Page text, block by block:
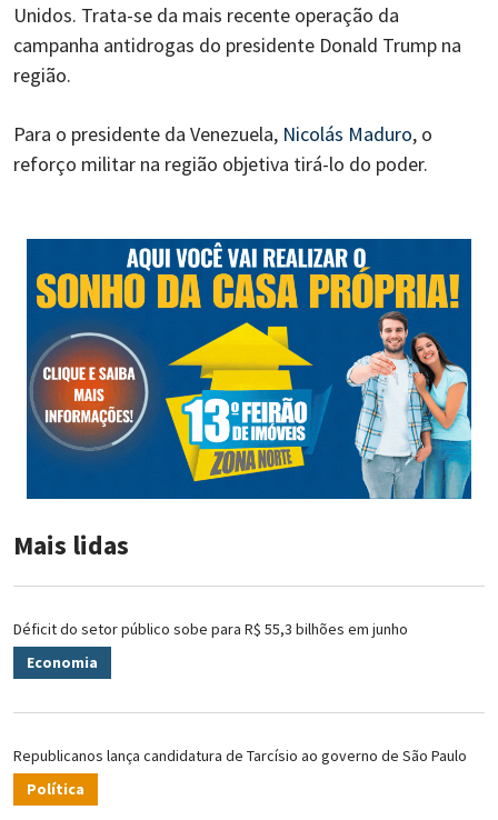
Unidos. Trata-se da mais recente operação da
campanha antidrogas do presidente Donald Trump na
região.
Para o presidente da Venezuela, Nicolás Maduro, o
reforço militar na região objetiva tirá-lo do poder.
Mais lidas
Déficit do setor público sobe para R$ 55,3 bilhões em junho
Economia
Republicanos lança candidatura de Tarcísio ao governo de São Paulo
Política